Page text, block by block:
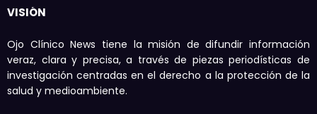
VISIÓN
Ojo Clínico News tiene la misión de difundir información
veraz, clara y precisa, a través de piezas periodísticas de
investigación centradas en el derecho a la protección de la
salud y medioambiente.